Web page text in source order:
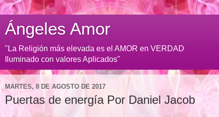
Ángeles Amor
"La Religión más elevada es el AMOR en VERDAD
Iluminado con valores Aplicados"
MARTES, 8 DE AGOSTO DE 2017
Puertas de energía Por Daniel Jacob